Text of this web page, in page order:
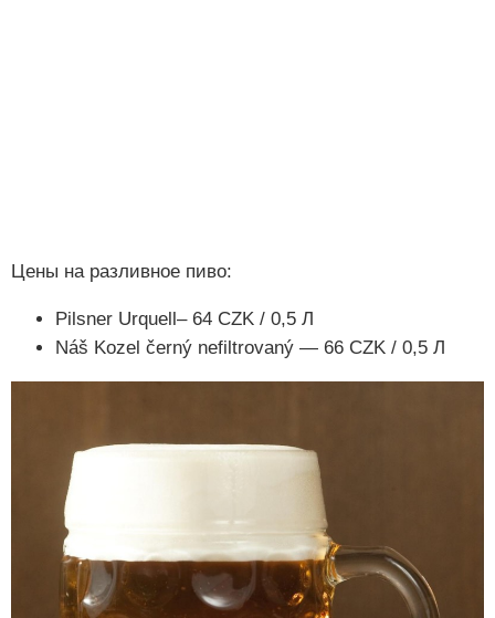
Цены на разливное пиво:
Pilsner Urquell– 64 CZK / 0,5 Л
Náš Kozel černý nefiltrovaný — 66 CZK / 0,5 Л